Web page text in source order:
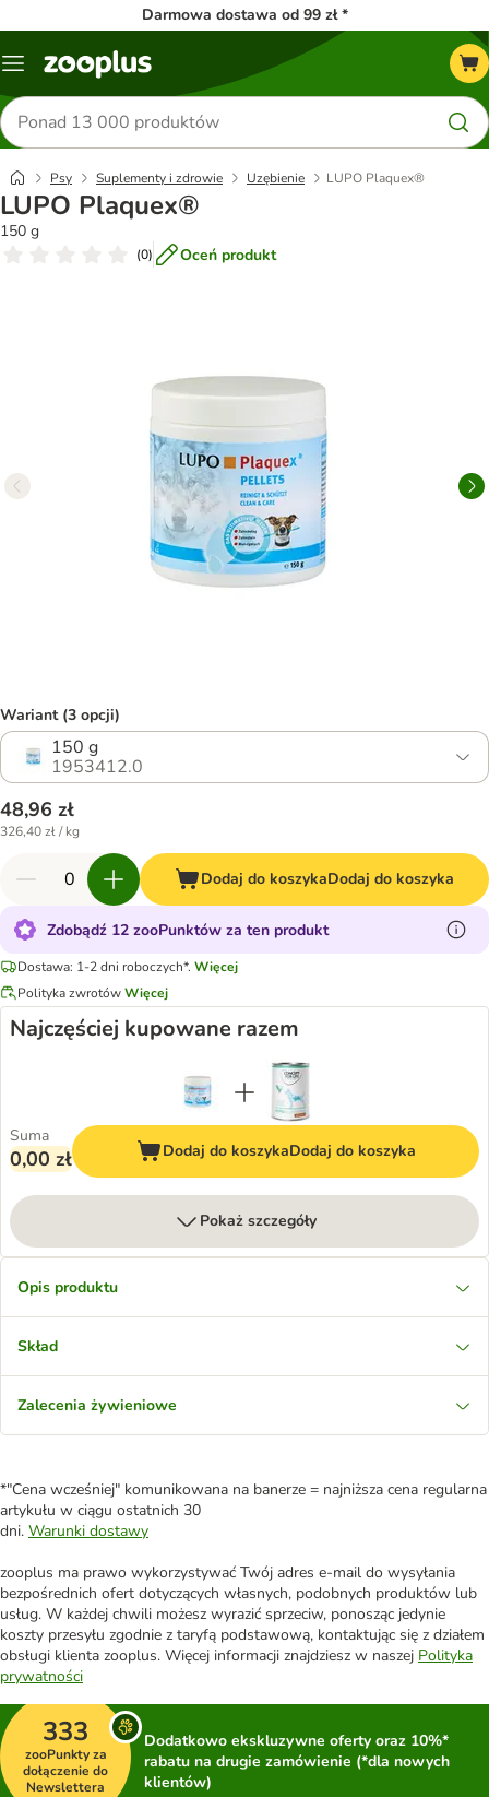
Darmowa dostawa od 99 zł *
Menu
Szukaj
produktów
Psy Suplementy i zdrowie Uzębienie LUPO Plaquex®
LUPO Plaquex®
150 g
(0) Oceń produkt
Wariant (3 opcji)
150 g
1953412.0
48,96 zł
326,40 zł / kg
Dodaj do koszykaDodaj do koszyka
Zdobądź 12 zooPunktów za ten produkt
Dostawa: 1-2 dni roboczych*. Więcej
Polityka zwrotówWięcej
Najczęściej kupowane razem
Suma
0,00 zł Dodaj do koszykaDodaj do koszyka
Pokaż szczegóły
Opis produktu
Skład
Zalecenia żywieniowe
*"Cena wcześniej" komunikowana na banerze = najniższa cena regularna
artykułu w ciągu ostatnich 30
dni. Warunki dostawy
zooplus ma prawo wykorzystywać Twój adres e-mail do wysyłania
bezpośrednich ofert dotyczących własnych, podobnych produktów lub
usług. W każdej chwili możesz wyrazić sprzeciw, ponosząc jedynie
koszty przesyłu zgodnie z taryfą podstawową, kontaktując się z działem
obsługi klienta zooplus. Więcej informacji znajdziesz w naszej Polityka
prywatności
333
zooPunkty za
dołączenie do
Newslettera
Dodatkowo ekskluzywne oferty oraz 10%*
rabatu na drugie zamówienie (*dla nowych
klientów)